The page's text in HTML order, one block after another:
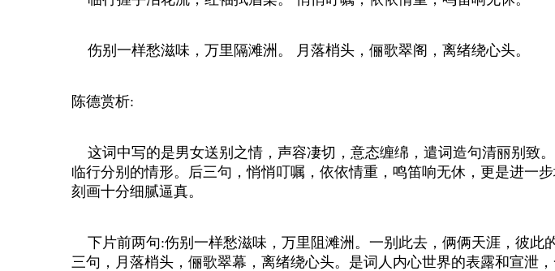
伤别一样愁滋味，万里隔滩洲。 月落梢头，俪歌翠阁，离绪绕心头。
陈德赏析:
这词中写的是男女送别之情，声容凄切，意态缠绵，遣词造句清丽别致
临行分别的情形。后三句，悄悄叮嘱，依依情重，鸣笛响无休，更是进一
刻画十分细腻逼真。
下片前两句:伤别一样愁滋味，万里阻滩洲。一别此去，俩俩天涯，彼此
三句，月落梢头，俪歌翠幕，离绪绕心头。是词人内心世界的表露和宣泄